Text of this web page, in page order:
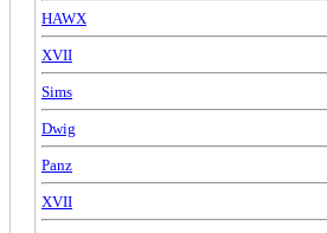
HAWX
XVII
Sims
Dwig
Panz
XVII